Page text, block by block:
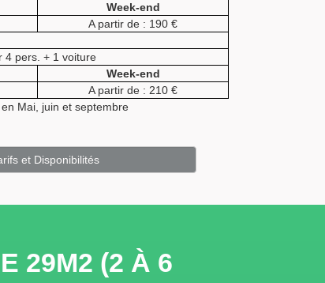
Week-end
A partir de : 190 €
4 pers. + 1 voiture
Week-end
A partir de : 210 €
Mai, juin et septembre
et Disponibilités
29M2 (2 À 6